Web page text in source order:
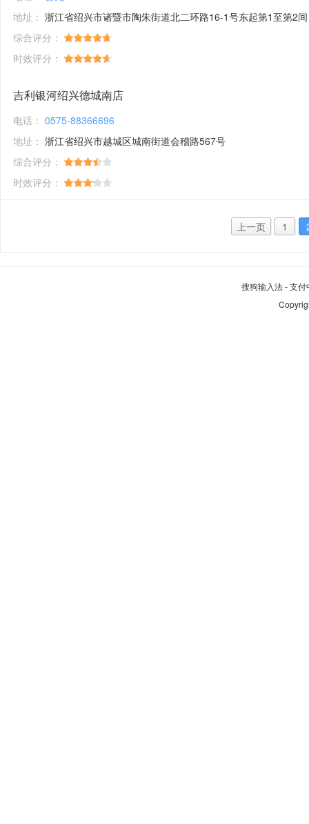
地址： 浙江省绍兴市诸暨市陶朱街道北二环路16-1号东起第1至第2间
综合评分：
时效评分：
吉利银河绍兴德城南店
电话： 0575-88366696
地址： 浙江省绍兴市越城区城南街道会稽路567号
综合评分：
时效评分：
上一页 1
搜狗输入法-支付